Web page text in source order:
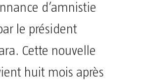
d’amnistie
le président
Cette nouvelle
huit mois après